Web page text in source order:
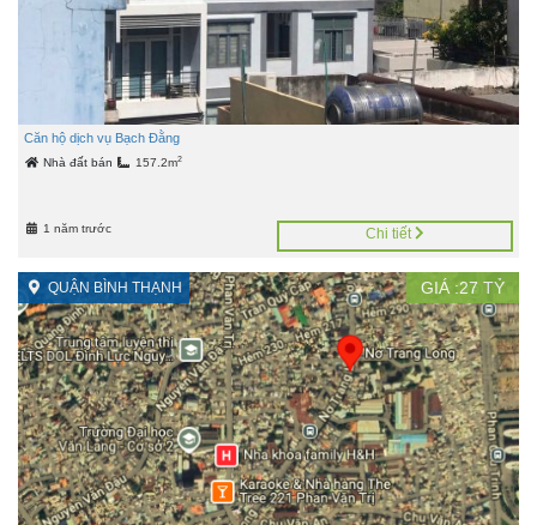
Căn hộ dịch vụ Bạch Đằng
Nhà đất bán 157.2m2
1 năm trước Chi tiết
QUẬN BÌNH THẠNH GIÁ :27 TỶ